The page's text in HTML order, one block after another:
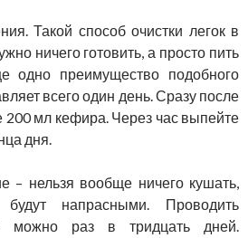
Такой способ очистки легок в
ничего готовить, а просто пить
одно преимущество подобного
всего один день. Сразу после
мл кефира. Через час выпейте
дня.
нельзя вообще ничего кушать,
напрасными. Проводить
можно раз в тридцать дней.